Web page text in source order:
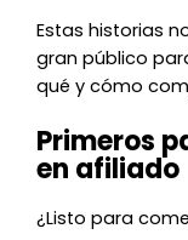
Estas historias
gran público
qué y cómo
Primeros
en afiliado
¿Listo para